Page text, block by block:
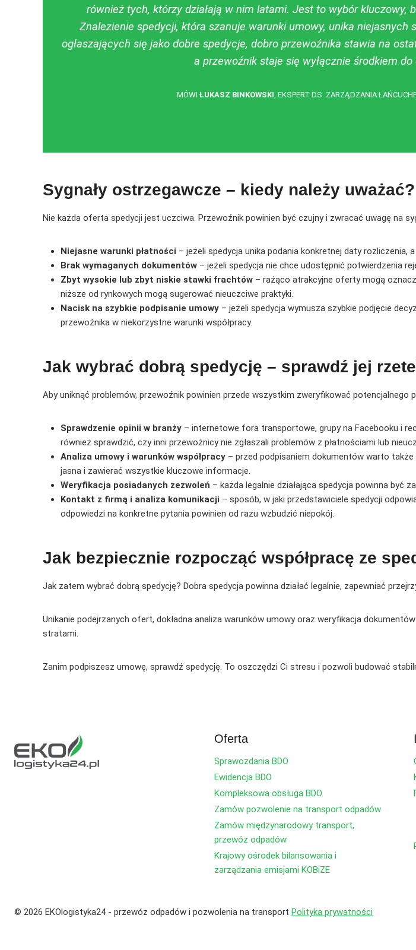
również tych, którzy działają w nim latami. Jest to wybór kluczowy,
Znalezienie spedycji, która szanuje warunki umowy, unika
ogłaszających się jako dobre spedycje, dobro przewoźnika stawia na
a przewoźnik staje się wyłącznie środkiem
MÓWI ŁUKASZ BINKOWSKI, EKSPERT DS. ZARZĄDZANIA
Sygnały ostrzegawcze – kiedy należy uważać?
Nie każda oferta spedycji jest uczciwa. Przewoźnik powinien być czujny i zwracać uwagę na
Niejasne warunki płatności – jeżeli spedycja unika podania konkretnej daty rozliczenia,
Brak wymaganych dokumentów – jeżeli spedycja nie chce udostępnić potwierdzenia
Zbyt wysokie lub zbyt niskie stawki frachtów – rażąco atrakcyjne oferty mogą
niższe od rynkowych mogą sugerować nieuczciwe praktyki.
Nacisk na szybkie podpisanie umowy – jeżeli spedycja wymusza szybkie podjęcie
przewoźnika w niekorzystne warunki współpracy.
Jak wybrać dobrą spedycję – sprawdź jej
Aby uniknąć problemów, przewoźnik powinien przede wszystkim zweryfikować potencjalnego
Sprawdzenie opinii w branży – internetowe fora transportowe, grupy na Facebooku i
również sprawdzić, czy inni przewoźnicy nie zgłaszali problemów z płatnościami lub
Analiza umowy i warunków współpracy – przed podpisaniem dokumentów warto
jasna i zawierać wszystkie kluczowe informacje.
Weryfikacja posiadanych zezwoleń – każda legalnie działająca spedycja powinna być
Kontakt z firmą i analiza komunikacji – sposób, w jaki przedstawiciele spedycji
odpowiedzi na konkretne pytania powinien od razu wzbudzić niepokój.
Jak bezpiecznie rozpocząć współpracę ze
Jak zatem wybrać dobrą spedycję? Dobra spedycja powinna działać legalnie, zapewniać
Unikanie podejrzanych ofert, dokładna analiza warunków umowy oraz weryfikacja
stratami.
Zanim podpiszesz umowę, sprawdź spedycję. To oszczędzi Ci stresu i pozwoli budować
Oferta
Sprawozdania BDO
Ewidencja BDO
Kompleksowa obsługa BDO
Zamów pozwolenie na transport odpadów
Zamów międzynarodowy transport,
przewóz odpadów
Krajowy ośrodek bilansowania i
zarządzania emisjami KOBiZE
© 2026 EKOlogistyka24 - przewóz odpadów i pozwolenia na transport Polityka prywatności